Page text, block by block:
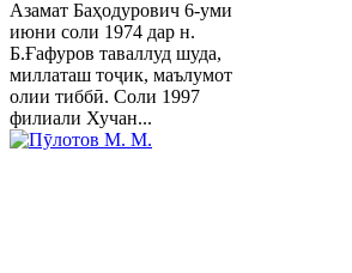
Азамат Баҳодурович 6-уми
июни соли 1974 дар н.
Б.Ғафуров таваллуд шуда,
миллаташ тоҷик, маълумот
олии тиббӣ. Соли 1997
филиали Хучан...